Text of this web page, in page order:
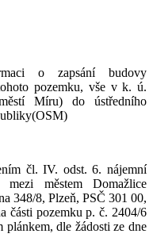
o zapsání budovy
pozemku, vše v k. ú.
Míru) do ústředního
čl. IV. odst. 6. nájemní
mezi městem Domažlice
348/8, Plzeň, PSČ 301 00,
části pozemku p. č. 2404/6
dle žádosti ze dne